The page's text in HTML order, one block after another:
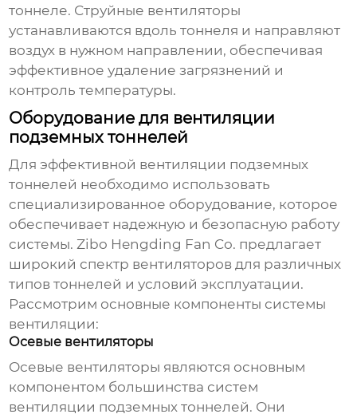
тоннеле. Струйные вентиляторы
устанавливаются вдоль тоннеля и направляют
воздух в нужном направлении, обеспечивая
эффективное удаление загрязнений и
контроль температуры.
Оборудование для вентиляции
подземных тоннелей
Для эффективной вентиляции подземных
тоннелей необходимо использовать
специализированное оборудование, которое
обеспечивает надежную и безопасную работу
системы. Zibo Hengding Fan Co. предлагает
широкий спектр вентиляторов для различных
типов тоннелей и условий эксплуатации.
Рассмотрим основные компоненты системы
вентиляции:
Осевые вентиляторы
Осевые вентиляторы являются основным
компонентом большинства систем
вентиляции подземных тоннелей. Они